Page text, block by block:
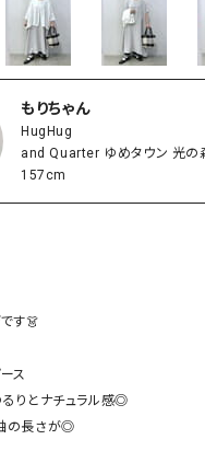
もりちゃん
HugHug
and Quarter ゆめタウン 光の
157cm
す👗
ス
りとナチュラル感◎
の長さが◎